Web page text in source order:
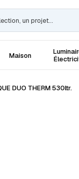
Maison
DUO THERM 530ltr.